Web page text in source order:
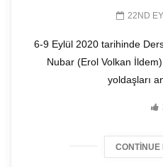
22ND
6-9 Eylül 2020 tarihinde
Nubar (Erol Volkan
yoldaşları
CONTINUE